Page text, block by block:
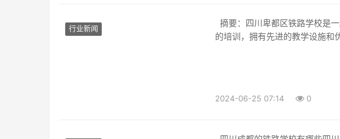
行业新闻
的培训，拥有先进的教学设施和
2024-06-25 07:14 0